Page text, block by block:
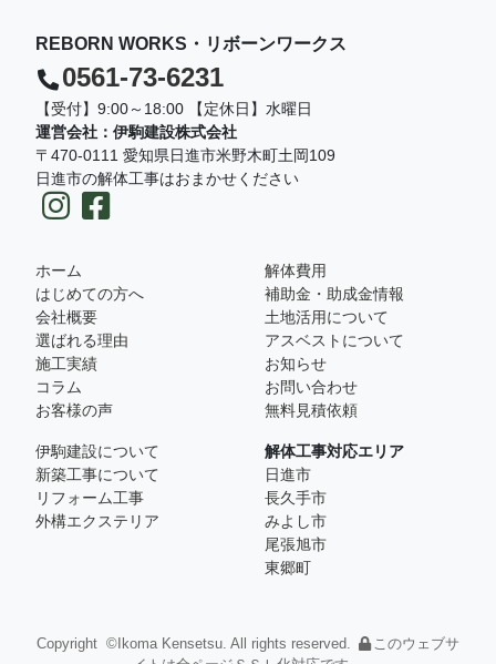
REBORN WORKS・リボーンワークス
0561-73-6231
【受付】9:00～18:00 【定休日】水曜日
運営会社：伊駒建設株式会社
〒470-0111 愛知県日進市米野木町土岡109
日進市の解体工事はおまかせください
ホーム
はじめての方へ
会社概要
選ばれる理由
施工実績
コラム
お客様の声
解体費用
補助金・助成金情報
土地活用について
アスベストについて
お知らせ
お問い合わせ
無料見積依頼
伊駒建設について
新築工事について
リフォーム工事
外構エクステリア
解体工事対応エリア
日進市
長久手市
みよし市
尾張旭市
東郷町
Copyright ©Ikoma Kensetsu. All rights reserved.
このウェブサ